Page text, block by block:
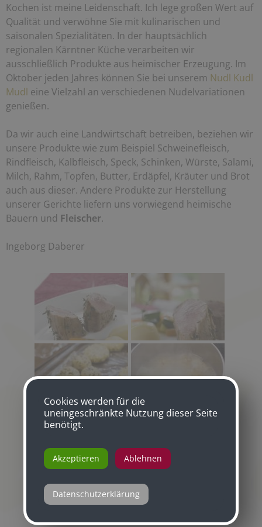
Kochen ist meine Leidenschaft. Ich lege großen Wert auf
Qualität und verwöhne Sie mit kulinarischen und
saisonalen Spezialitäten. In der hauptsächlich
regionalen Kärntner Küche verarbeiten wir
ausschließlich Produkte aus heimischer Erzeugung. Im
Oktober jeden Jahres können Sie bei unserem Nudl Kudl
Mudl eine Vielzahl an verschiedenen Nudelvariationen
genießen.
Da wir auch eine Landwirtschaft betreiben, beziehen wir
unsere Produkte wie zum Beispiel Schweinefleisch,
Rindfleisch, Kalbfleisch, Speck, Schinken, Würste, Salami,
Milch, Rahm, Topfen, Butter, Erdäpfel, Kräuter und Brot
auch aus dieser. Andere Produkte zur Herstellung
unserer Gerichte liefern uns vorwiegend heimische
Bauern und Fleischer.
Ingeborg Daberer
Cookies werden für die
uneingeschränkte Nutzung dieser Seite
benötigt.
Akzeptieren Ablehnen
Datenschutzerklärung